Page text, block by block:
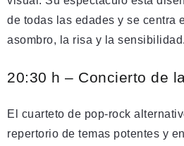
de todas las edades y se centra
asombro, la risa y la sensibilidad.
20:30 h – Concierto de
El cuarteto de pop-rock
repertorio de temas potentes y